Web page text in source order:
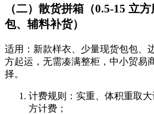
（二）散货拼箱（0.5-15 立
包、辅料补货）
适用：新款样衣、少量现货包包、
方起运，无需凑满整柜，中小贸易
择。
计费规则：实重、体积重取
方计费；